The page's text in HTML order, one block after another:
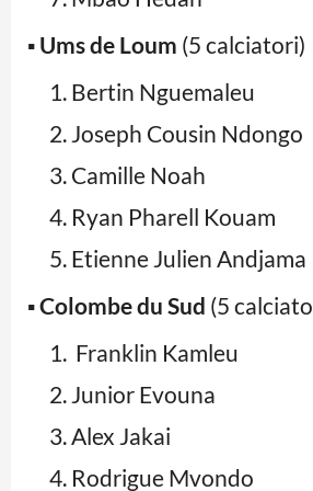
▪️ Ums de Loum (5 calciatori)
Bertin Nguemaleu
Joseph Cousin Ndongo
Camille Noah
Ryan Pharell Kouam
Etienne Julien Andjama
▪️Colombe du Sud (5
Franklin Kamleu
Junior Evouna
Alex Jakai
Rodrigue Mvondo